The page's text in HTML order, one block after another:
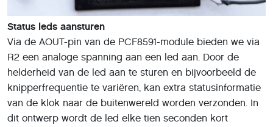
Status leds aansturen
Via de AOUT-pin van de PCF8591-module bieden we via
R2 een analoge spanning aan een led aan. Door de
helderheid van de led aan te sturen en bijvoorbeeld de
knipperfrequentie te variëren, kan extra statusinformatie
van de klok naar de buitenwereld worden verzonden. In
dit ontwerp wordt de led elke tien seconden kort